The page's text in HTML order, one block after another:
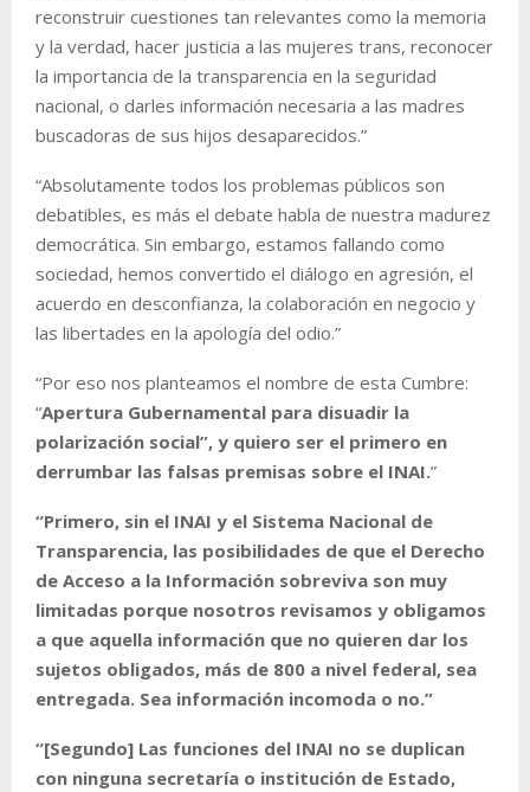
reconstruir cuestiones tan relevantes como la memoria
y la verdad, hacer justicia a las mujeres trans, reconocer
la importancia de la transparencia en la seguridad
nacional, o darles información necesaria a las madres
buscadoras de sus hijos desaparecidos.”
“Absolutamente todos los problemas públicos son
debatibles, es más el debate habla de nuestra madurez
democrática. Sin embargo, estamos fallando como
sociedad, hemos convertido el diálogo en agresión, el
acuerdo en desconfianza, la colaboración en negocio y
las libertades en la apología del odio.”
“Por eso nos planteamos el nombre de esta Cumbre:
“Apertura Gubernamental para disuadir la
polarización social”, y quiero ser el primero en
derrumbar las falsas premisas sobre el INAI.”
“Primero, sin el INAI y el Sistema Nacional de
Transparencia, las posibilidades de que el Derecho
de Acceso a la Información sobreviva son muy
limitadas porque nosotros revisamos y obligamos
a que aquella información que no quieren dar los
sujetos obligados, más de 800 a nivel federal, sea
entregada. Sea información incomoda o no.”
“[Segundo] Las funciones del INAI no se duplican
con ninguna secretaría o institución de Estado,